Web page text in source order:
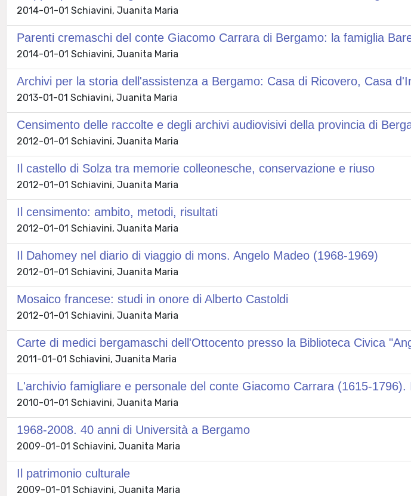
2014-01-01 Schiavini, Juanita Maria
Parenti cremaschi del conte Giacomo Carrara di Bergamo: la famiglia
2014-01-01 Schiavini, Juanita Maria
Archivi per la storia dell'assistenza a Bergamo: Casa di Ricovero, Casa
2013-01-01 Schiavini, Juanita Maria
Censimento delle raccolte e degli archivi audiovisivi della provincia di
2012-01-01 Schiavini, Juanita Maria
Il castello di Solza tra memorie colleonesche, conservazione e riuso
2012-01-01 Schiavini, Juanita Maria
Il censimento: ambito, metodi, risultati
2012-01-01 Schiavini, Juanita Maria
Il Dahomey nel diario di viaggio di mons. Angelo Madeo (1968-1969)
2012-01-01 Schiavini, Juanita Maria
Mosaico francese: studi in onore di Alberto Castoldi
2012-01-01 Schiavini, Juanita Maria
Carte di medici bergamaschi dell'Ottocento presso la Biblioteca Civica
2011-01-01 Schiavini, Juanita Maria
L'archivio famigliare e personale del conte Giacomo Carrara (1615-1796).
2010-01-01 Schiavini, Juanita Maria
1968-2008. 40 anni di Università a Bergamo
2009-01-01 Schiavini, Juanita Maria
Il patrimonio culturale
2009-01-01 Schiavini, Juanita Maria